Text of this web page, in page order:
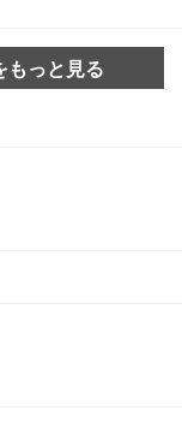
もっと見る